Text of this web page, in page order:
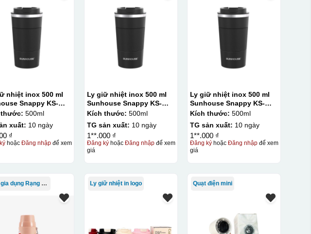
nhiệt inox 500 ml
Snappy KS-
500ml
xuất: 10 ngày
₫
hoặcĐăng nhập để xem
Ly giữ nhiệt inox 500 ml
Sunhouse Snappy KS-
TU500S
Kích thước: 500ml
TG sản xuất: 10 ngày
1**.000 ₫
Đăng kýhoặc Đăng nhậpđể xem
giá
Ly giữ nhiệt inox 500 ml
Sunhouse Snappy KS-
TU500S
Kích thước: 500ml
TG sản xuất: 10 ngày
1**.000 ₫
Đăng ký hoặcĐăng nhập để xem
giá
Điện gia dụng Rạng Đông Ly giữ nhiệt in logo Quạt điện mini